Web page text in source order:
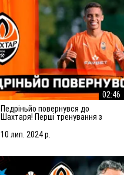
02:46
Педріньйо повернувся до
Шахтаря! Перші тренування з
10 лип. 2024 р.